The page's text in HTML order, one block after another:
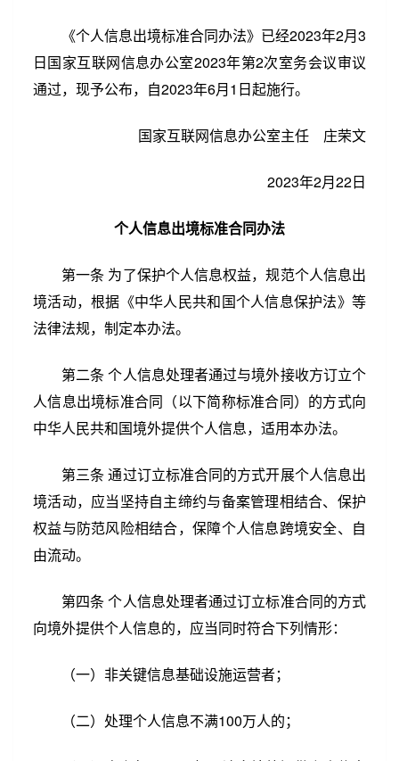
第2/18页
《个人信息出境标准合同办法》已经2023年2月3
日国家互联网信息办公室2023年第2次室务会议审议
通过，现予公布，自2023年6月1日起施行。
国家互联网信息办公室主任 庄荣文
2023年2月22日
个人信息出境标准合同办法
第一条 为了保护个人信息权益，规范个人信息出
境活动，根据《中华人民共和国个人信息保护法》等
法律法规，制定本办法。
第二条 个人信息处理者通过与境外接收方订立个
人信息出境标准合同（以下简称标准合同）的方式向
中华人民共和国境外提供个人信息，适用本办法。
第三条 通过订立标准合同的方式开展个人信息出
境活动，应当坚持自主缔约与备案管理相结合、保护
权益与防范风险相结合，保障个人信息跨境安全、自
由流动。
第四条 个人信息处理者通过订立标准合同的方式
向境外提供个人信息的，应当同时符合下列情形：
（一）非关键信息基础设施运营者；
（二）处理个人信息不满100万人的；